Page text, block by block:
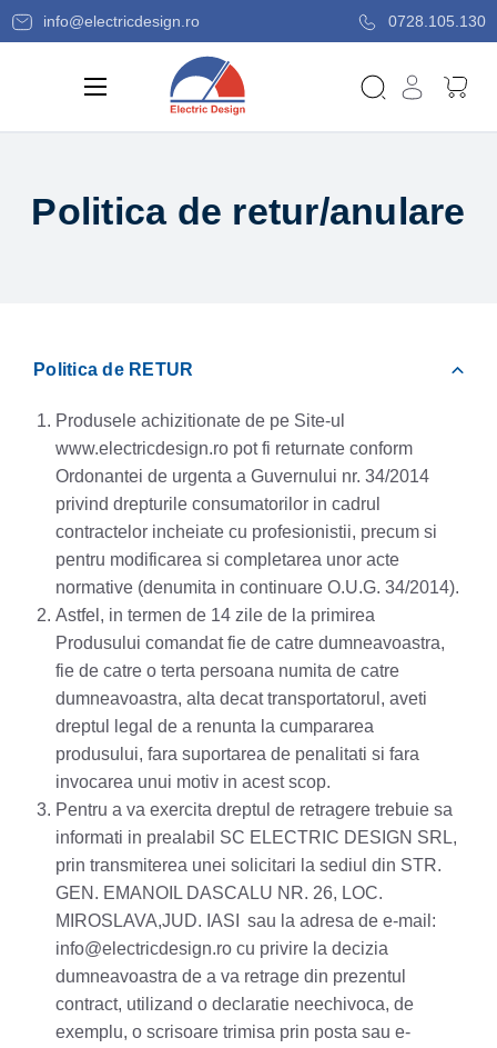
info@electricdesign.ro 0728.105.130
Politica de retur/anulare
Politica de RETUR
Produsele achizitionate de pe Site-ul
www.electricdesign.ro pot fi returnate conform
Ordonantei de urgenta a Guvernului nr. 34/2014
privind drepturile consumatorilor in cadrul
contractelor incheiate cu profesionistii, precum si
pentru modificarea si completarea unor acte
normative (denumita in continuare O.U.G. 34/2014).
Astfel, in termen de 14 zile de la primirea
Produsului comandat fie de catre dumneavoastra,
fie de catre o terta persoana numita de catre
dumneavoastra, alta decat transportatorul, aveti
dreptul legal de a renunta la cumpararea
produsului, fara suportarea de penalitati si fara
invocarea unui motiv in acest scop.
Pentru a va exercita dreptul de retragere trebuie sa
informati in prealabil SC ELECTRIC DESIGN SRL,
prin transmiterea unei solicitari la sediul din STR.
GEN. EMANOIL DASCALU NR. 26, LOC.
MIROSLAVA,JUD. IASI sau la adresa de e-mail:
info@electricdesign.ro cu privire la decizia
dumneavoastra de a va retrage din prezentul
contract, utilizand o declaratie neechivoca, de
exemplu, o scrisoare trimisa prin posta sau e-